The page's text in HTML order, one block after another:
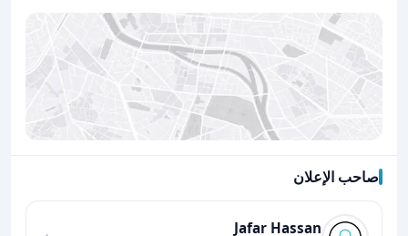
صاحب الإعلان
Jafar Hassan